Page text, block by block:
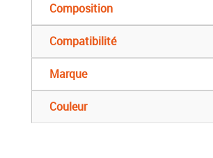
Composition
Compatibilité
Marque
Couleur